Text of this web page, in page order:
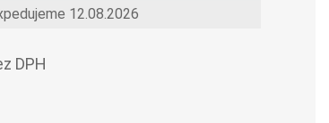
12.08.2026
DPH